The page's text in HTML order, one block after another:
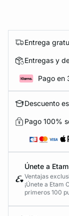
Entrega
Entregas y
Pago en
Descuento
Pago 100%
Únete a
Ventajas
¡Únete a Etam
primeros 100